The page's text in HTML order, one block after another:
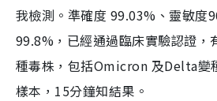
我檢測。準確度 99.03%、靈敏度
99.8%，已經通過臨床實驗認證，
種毒株，包括Omicron 及Delta變
樣本，15分鐘知結果。